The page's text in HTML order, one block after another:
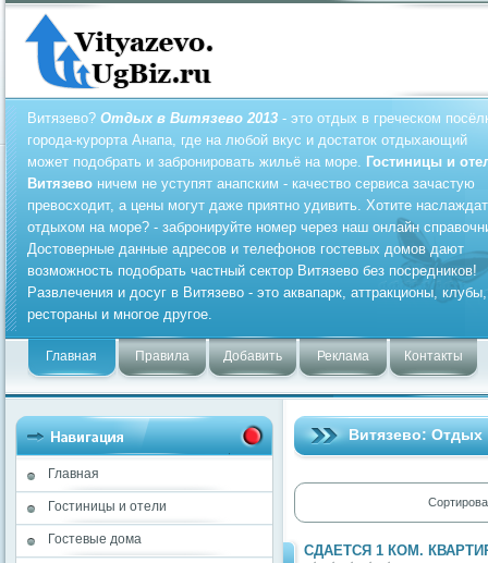
Витязево? Отдых в Витязево 2013 - это отдых в греческом
города-курорта Анапа, где на любой вкус и достаток отдыхающий
может подобрать и забронировать жильё на море. Гостиницы и
Витязево ничем не уступят анапским - качество сервиса зачастую
превосходит, а цены могут даже приятно удивить. Хотите
отдыхом на море? - забронируйте номер через наш онлайн
Достоверные данные адресов и телефонов гостевых домов дают
возможность подобрать частный сектор Витязево без посредников!
Развлечения и досуг в Витязево - это аквапарк, аттракционы, клубы,
рестораны и многое другое.
Главная Правила Добавить Реклама Контакты
Главная
Гостиницы и отели
Гостевые дома
Витязево: Отдых
СДАЕТСЯ 1 КОМ.